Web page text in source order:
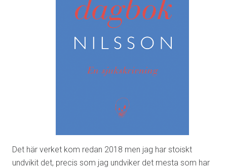
Det här verket kom redan 2018 men jag har stoiskt
undvikit det, precis som jag undviker det mesta som har